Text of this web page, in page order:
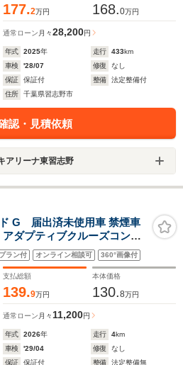
177.2万円 168.0万円
通常ローン 月々28,200円
年式 2025年 走行 433km
車検
'28/07 修復
なし
保証
保証付 整備
法定整備付
住所
千葉県習志野市
認・見積依頼
アリーナ東習志野
G 届出済未使用車 禁煙車
ダプティブクルーズコント
ートキー プッシュスタート
ートヒーター ステアリング
ラン付 オンライン相談可 360°画像付
支払総額
139.9万円
本体価格
130.8万円
通常ローン 月々11,200円
年式 2026年 走行 4km
車検
'29/04 修復
なし
保証
保証付 整備 法定整備無